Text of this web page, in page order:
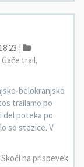
¦
Gače trail,
belokranjsko
trailamo po
del poteka po
so stezice. V
Skoči na prispevek